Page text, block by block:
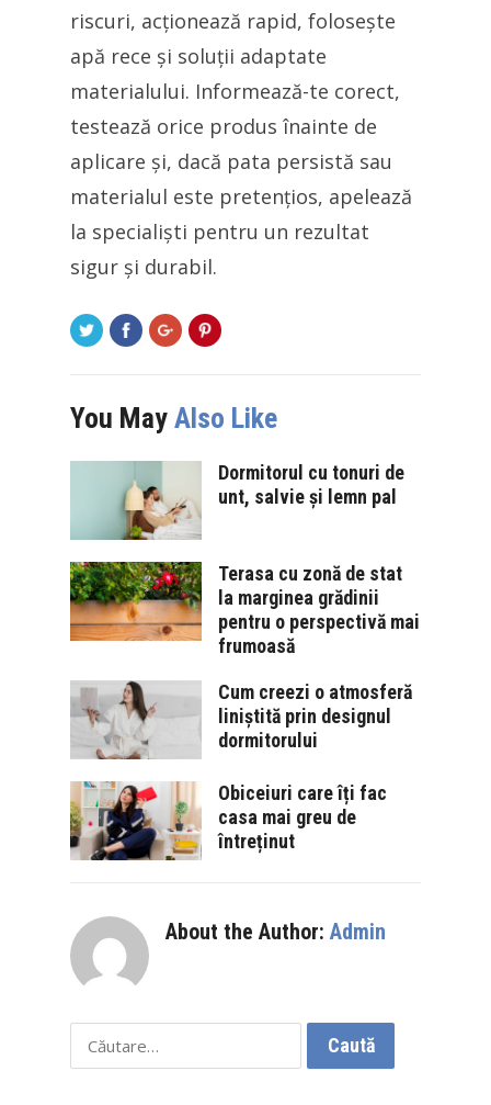
riscuri, acționează rapid, folosește
apă rece și soluții adaptate
materialului. Informează-te corect,
testează orice produs înainte de
aplicare și, dacă pata persistă sau
materialul este pretențios, apelează
la specialiști pentru un rezultat
sigur și durabil.
You May Also Like
Dormitorul cu tonuri de
unt, salvie și lemn pal
Terasa cu zonă de stat
la marginea grădinii
pentru o perspectivă mai
frumoasă
Cum creezi o atmosferă
liniștită prin designul
dormitorului
Obiceiuri care îți fac
casa mai greu de
întreținut
About the Author: Admin
Caută
după: